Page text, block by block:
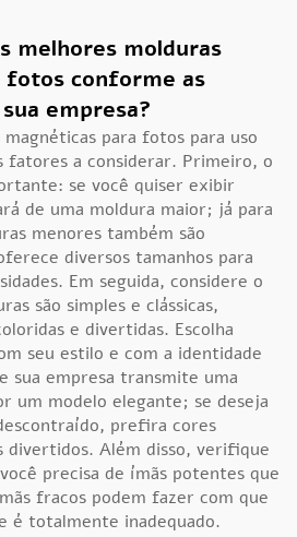
melhores molduras
fotos conforme as
empresa?
para fotos para uso
fatores a considerar. Primeiro, o
se você quiser exibir
de uma moldura maior; já para
menores também são
diversos tamanhos para
Em seguida, considere o
são simples e clássicas,
e divertidas. Escolha
seu estilo e com a identidade
sua empresa transmite uma
um modelo elegante; se deseja
prefira cores
Além disso, verifique
precisa de ímãs potentes que
fracos podem fazer com que
é totalmente inadequado.